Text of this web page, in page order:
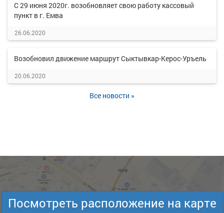
С 29 июня 2020г. возобновляет свою работу кассовый
пункт в г. Емва
26.06.2020
Возобновил движение маршрут Сыктывкар-Керос-Уръель
20.06.2020
Все новости »
Посмотреть расположение на карте